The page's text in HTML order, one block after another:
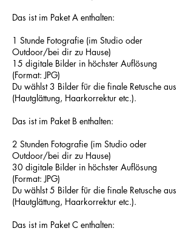
Das ist im Paket A enthalten:
1 Stunde Fotografie (im Studio oder
Outdoor/bei dir zu Hause)
15 digitale Bilder in höchster Auflösung
(Format: JPG)
Du wählst 3 Bilder für die finale Retusche aus
(Hautglättung, Haarkorrektur etc.).
Das ist im Paket B enthalten:
2 Stunden Fotografie (im Studio oder
Outdoor/bei dir zu Hause)
30 digitale Bilder in höchster Auflösung
(Format: JPG)
Du wählst 5 Bilder für die finale Retusche aus
(Hautglättung, Haarkorrektur etc.).
Das ist im Paket C enthalten: